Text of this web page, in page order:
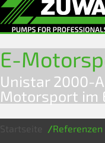
E-
Unistar 2000-
Motorsport im
Referenzen